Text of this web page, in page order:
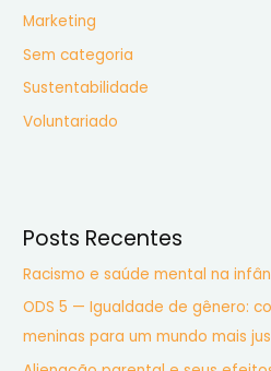
Marketing
Sem categoria
Sustentabilidade
Voluntariado
Posts Recentes
Racismo e saúde mental na
ODS 5 — Igualdade de gênero:
meninas para um mundo mais